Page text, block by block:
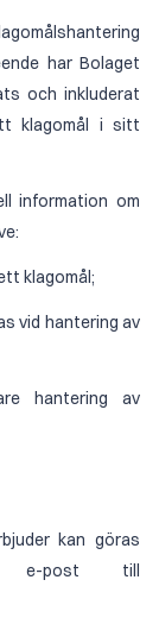
har Bolaget
och inkluderat
klagomål i sitt
information om
klagomål;
vid hantering av
hantering av
kan göras
e-post till